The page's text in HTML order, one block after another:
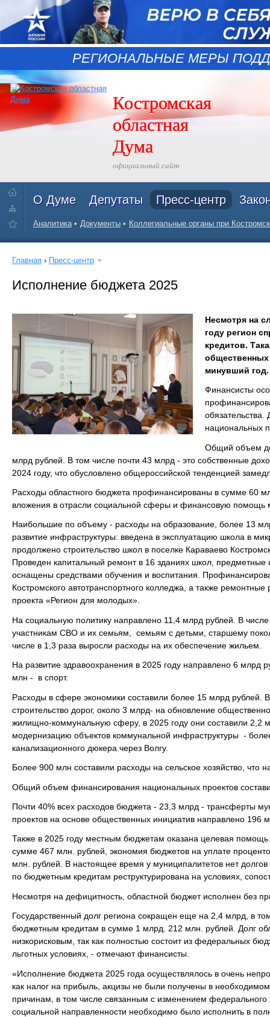
РЕГИОНАЛЬНЫЕ МЕРЫ
Костромская
областная
Дума
официальный сайт
О Думе Депутаты Пресс-центр
Аналитика Документы Коллегиальные органы при
Главная › Пресс-центр
Исполнение бюджета 2025
Несмотря на
году регион
кредитов.
минувший год.
Финансисты
обязательства.
национальных
Общий объем
млрд рублей. В том числе почти 43 млрд - это собственные
2024 году, что обусловлено общероссийской тенденцией
Расходы областного бюджета профинансированы в сумме 60
вложения в отрасли социальной сферы и финансовую помощь
Наибольшие по объему - расходы на образование, более 13
развитие инфраструктуры: введена в эксплуатацию школа в
продолжено строительство школ в поселке Караваево
Проведен капитальный ремонт в 16 зданиях школ, предметные
оснащены средствами обучения и воспитания.
Костромского автотранспортного колледжа, а также
проекта «Регион для молодых».
На социальную политику направлено 11,4 млрд рублей. В
участникам СВО и их семьям, семьям с детьми, старшему
числе в 1,3 раза выросли расходы на их обеспечение жильем.
На развитие здравоохранения в 2025 году направлено 6 млрд
млн - в спорт.
Расходы в сфере экономики составили более 15 млрд рублей.
строительство дорог, около 3 млрд- на обновление
жилищно-коммунальную сферу, в 2025 году они составили 2,2
модернизацию объектов коммунальной инфраструктуры -
канализационного дюкера через Волгу.
Более 900 млн составили расходы на сельское хозяйство, что
Общий объем финансирования национальных проектов
Почти 40% всех расходов бюджета - 23,3 млрд - трансферты
проектов на основе общественных инициатив направлено 196
Также в 2025 году местным бюджетам оказана целевая
сумме 467 млн. рублей, экономия бюджетов на уплате
млн. рублей. В настоящее время у муниципалитетов нет
по бюджетным кредитам реструктурирована на условиях,
Несмотря на дефицитность, областной бюджет исполнен без
Государственный долг региона сокращен еще на 2,4 млрд, в
бюджетным кредитам в сумме 1 млрд. 212 млн. рублей. Долг
низкорисковым, так как полностью состоит из федеральных
льготных условиях, - отмечают финансисты.
«Исполнение бюджета 2025 года осуществлялось в очень
как налог на прибыль, акцизы не были получены в
причинам, в том числе связанным с изменением федерального
социальной направленности необходимо было исполнить в